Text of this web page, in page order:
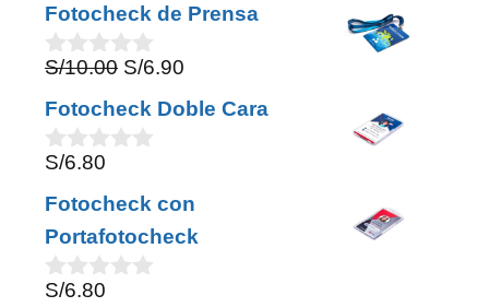
u
t
o
f
5
was:
S/12.50.
Fotocheck de Prensa
0
u
t
o
f
5
S/10.00 Original
price
was:
S/6.90
price
Fotocheck Doble Cara
0
u
t
o
f
5
S/6.80
Fotocheck con
Portafotocheck
0
S/6.80